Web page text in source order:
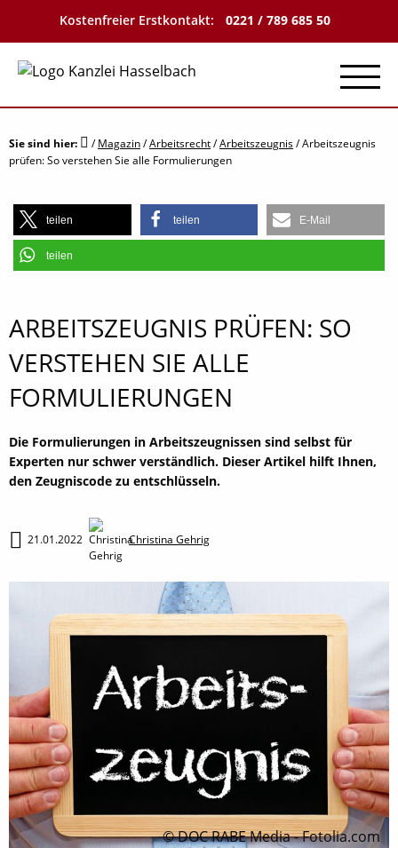
Kostenfreier Erstkontakt: 0221 / 789 685 50
Sie sind hier: /Magazin/Arbeitsrecht/Arbeitszeugnis/Arbeitszeugnis
prüfen: So verstehen Sie alle Formulierungen
teilen teilen E-Mail
teilen
ARBEITSZEUGNIS PRÜFEN: SO
VERSTEHEN SIE ALLE
FORMULIERUNGEN
Die Formulierungen in Arbeitszeugnissen sind selbst für
Experten nur schwer verständlich. Dieser Artikel hilft Ihnen,
den Zeugniscode zu entschlüsseln.
21.01.2022 Christina Gehrig
© DOC RABE Media - Fotolia.com